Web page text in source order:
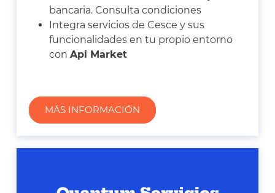
bancaria. Consulta condiciones
Integra servicios de Cesce y sus
funcionalidades en tu propio entorno
con Api Market
MÁS INFORMACIÓN